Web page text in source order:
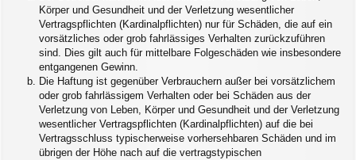
Körper und Gesundheit und der Verletzung wesentlicher
Vertragspflichten (Kardinalpflichten) nur für Schäden, die auf ein
vorsätzliches oder grob fahrlässiges Verhalten zurückzuführen
sind. Dies gilt auch für mittelbare Folgeschäden wie insbesondere
entgangenen Gewinn.
Die Haftung ist gegenüber Verbrauchern außer bei vorsätzlichem
oder grob fahrlässigem Verhalten oder bei Schäden aus der
Verletzung von Leben, Körper und Gesundheit und der Verletzung
wesentlicher Vertragspflichten (Kardinalpflichten) auf die bei
Vertragsschluss typischerweise vorhersehbaren Schäden und im
übrigen der Höhe nach auf die vertragstypischen